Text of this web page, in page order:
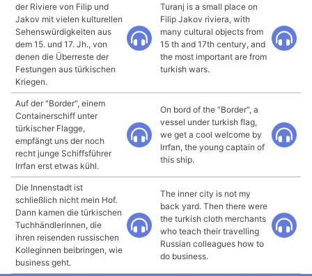
der Riviere von Filip und
Jakov mit vielen kulturellen
Sehenswürdigkeiten aus
dem 15. und 17. Jh., von
denen die Überreste der
Festungen aus türkischen
Kriegen.
Turanj is a small place on
Filip Jakov riviera, with
many cultural objects from
15 th and 17th century, and
the most important are from
turkish wars.
Auf der "Border", einem
Containerschiff unter
türkischer Flagge,
empfängt uns der noch
recht junge Schiffsführer
Irrfan erst etwas kühl.
On bord of the "Border", a
vessel under turkish flag,
we get a cool welcome by
Irrfan, the young captain of
this ship.
Die Innenstadt ist
schließlich nicht mein Hof.
Dann kamen die türkischen
Tuchhändlerinnen, die
ihren reisenden russischen
Kolleginnen beibringen, wie
business geht.
The inner city is not my
back yard. Then there were
the turkish cloth merchants
who teach their travelling
Russian colleagues how to
do business.